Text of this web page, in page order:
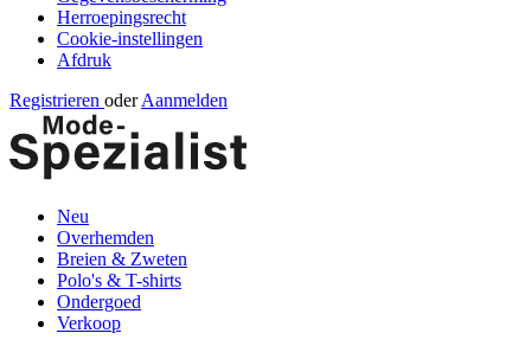
Herroepingsrecht
Cookie-instellingen
Afdruk
Registrieren oder Aanmelden
Neu
Overhemden
Breien & Zweten
Polo's & T-shirts
Ondergoed
Verkoop